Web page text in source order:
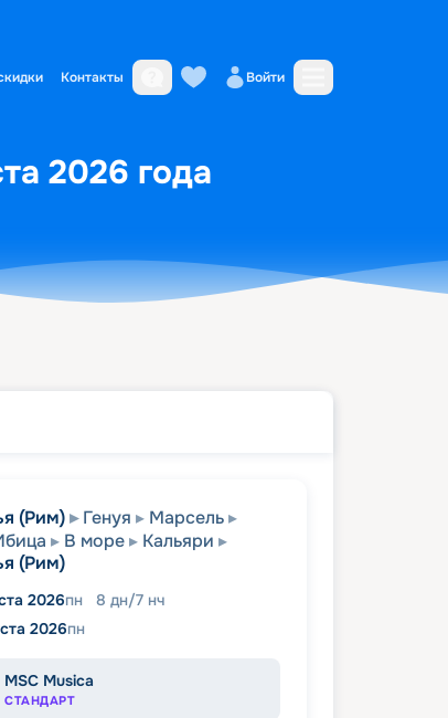
Контакты Войти
2026 года
(Рим) Генуя
Марсель
В море
Кальяри
(Рим)
2026пн 8 дн/7 нч
2026пн
MSC Musica
СТАНДАРТ